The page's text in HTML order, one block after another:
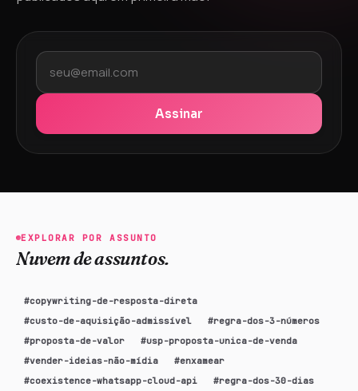
Assinar
EXPLORAR POR ASSUNTO
Nuvem de assuntos.
#copywriting-de-resposta-direta
#custo-de-aquisição-admissível #regra-dos-3-números
#proposta-de-valor #usp-proposta-unica-de-venda
#vender-ideias-não-mídia #enxamear
#coexistence-whatsapp-cloud-api #regra-dos-30-dias